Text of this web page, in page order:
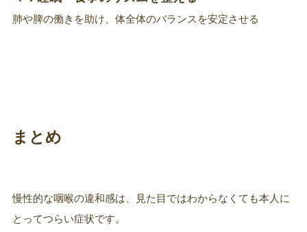
肺や脾の働きを助け、体全体のバランスを安定させる
まとめ
慢性的な咽喉の違和感は、見た目ではわからなくても本人に
とってつらい症状です。